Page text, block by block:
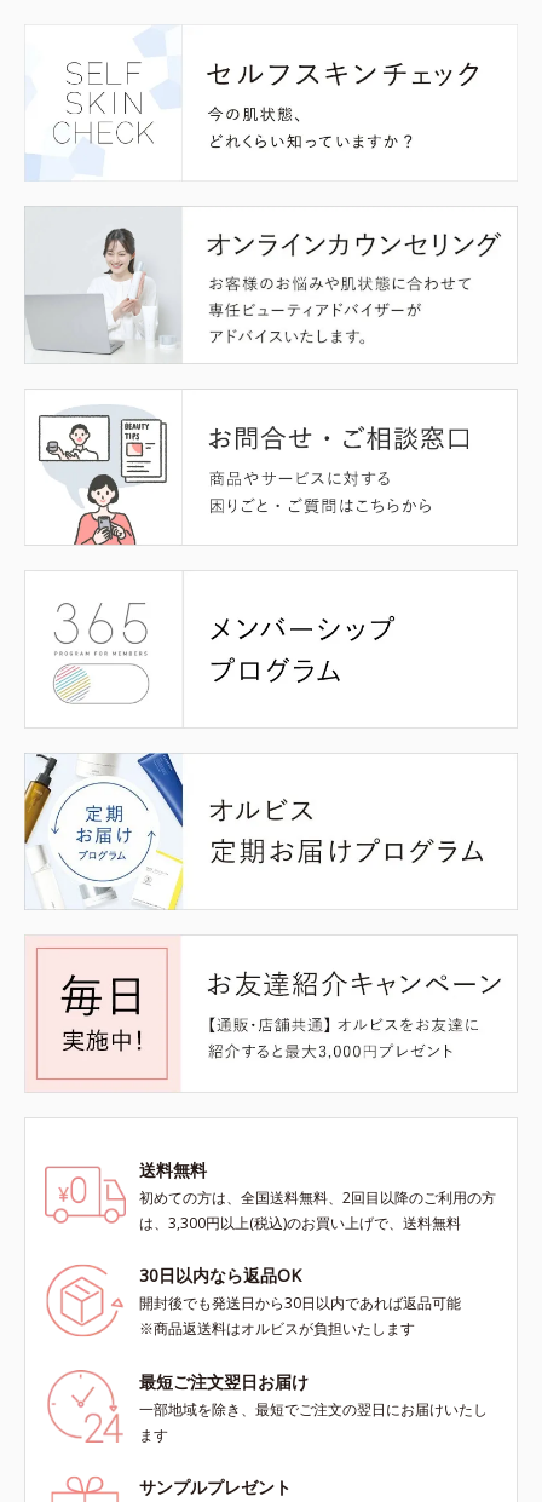
送料無料
初めての方は、全国送料無料、2回目以降のご利用の方
は、3,300円以上(税込)のお買い上げで、送料無料
30日以内なら返品OK
開封後でも発送日から30日以内であれば返品可能
※商品返送料はオルビスが負担いたします
最短ご注文翌日お届け
一部地域を除き、最短でご注文の翌日にお届けいたし
ます
サンプルプレゼント